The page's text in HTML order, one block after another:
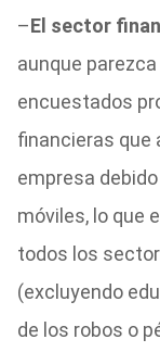
–El sector
aunque
encuestados
financieras que
empresa
móviles, lo que
todos los
(excluyendo
de los robos o